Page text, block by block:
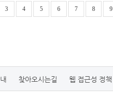
3 4 5 6 7 8 9
찾아오시는길 웹 접근성 정책